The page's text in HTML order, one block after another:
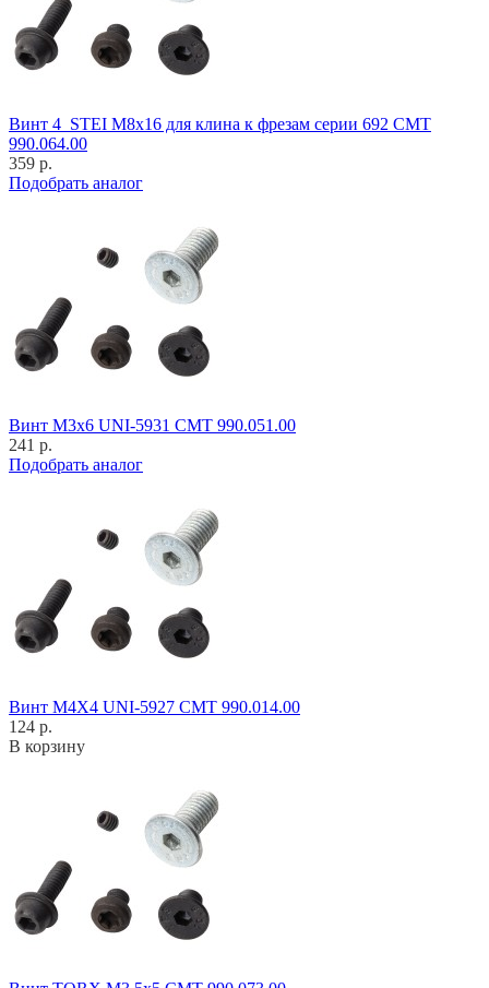
Винт 4_STEI M8x16 для клина к фрезам серии 692 CMT
990.064.00
359 р.
Подобрать аналог
Винт M3x6 UNI-5931 CMT 990.051.00
241 р.
Подобрать аналог
Винт M4X4 UNI-5927 CMT 990.014.00
124 р.
В корзину